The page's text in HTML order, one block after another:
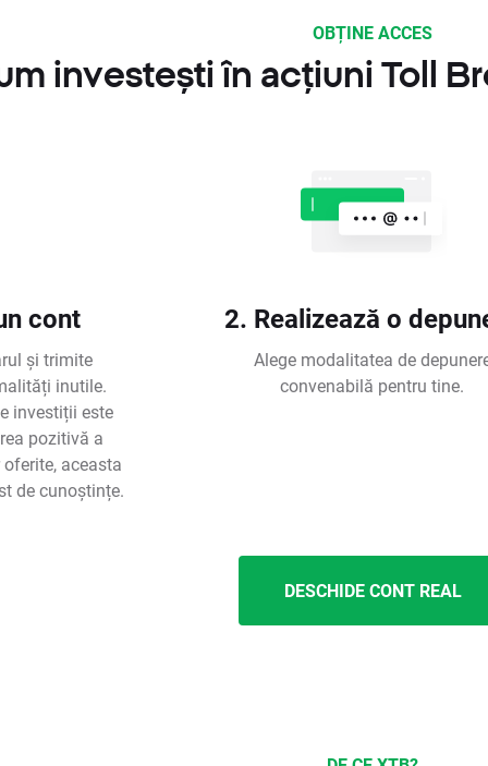
OBȚINE ACCES
investești în acțiuni Toll
cont
și trimite
inutile.
investiții este
pozitivă a
aceasta
de cunoștințe.
2. Realizează o
Alege modalitatea de
convenabilă pentru tine.
DESCHIDE CONT REAL